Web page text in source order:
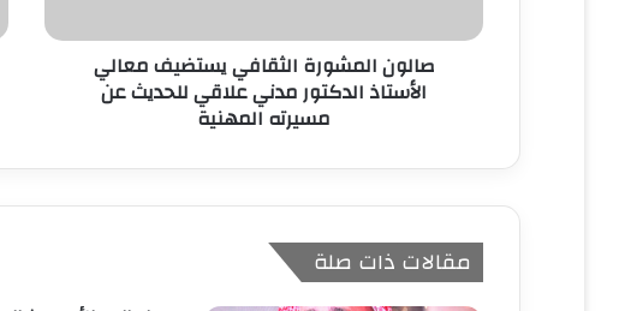
صالون المشورة الثقافي يستضيف معالي
الأستاذ الدكتور مدني علاقي للحديث عن
مسيرته المهنية
مقالات ذات صلة